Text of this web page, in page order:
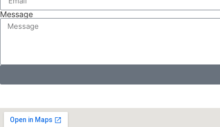
Message